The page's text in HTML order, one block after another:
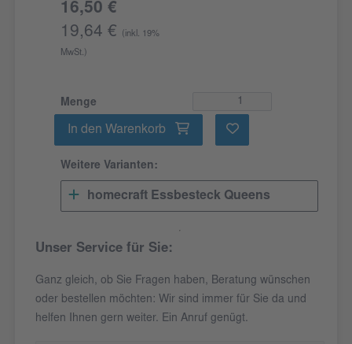
16,50 €
19,64 €
(inkl. 19%
MwSt.)
Menge
In den Warenkorb
Weitere Varianten:
homecraft Essbesteck Queens
Unser Service für Sie:
Ganz gleich, ob Sie Fragen haben, Beratung wünschen
oder bestellen möchten: Wir sind immer für Sie da und
helfen Ihnen gern weiter. Ein Anruf genügt.